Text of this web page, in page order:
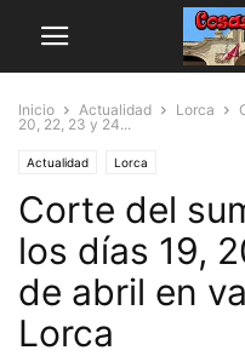
Inicio Actualidad Lorca
20, 22, 23 y 24...
Actualidad Lorca
Corte del
los días 19,
de abril en
Lorca